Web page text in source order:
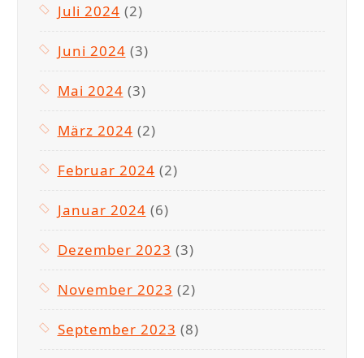
Juli 2024 (2)
Juni 2024 (3)
Mai 2024 (3)
März 2024 (2)
Februar 2024 (2)
Januar 2024 (6)
Dezember 2023 (3)
November 2023 (2)
September 2023 (8)